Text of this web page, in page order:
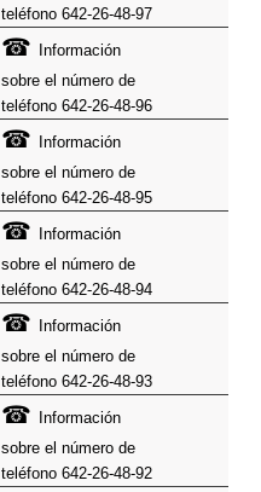
teléfono 642-26-48-97
☎
Información
sobre el número de
teléfono 642-26-48-96
☎
Información
sobre el número de
teléfono 642-26-48-95
☎
Información
sobre el número de
teléfono 642-26-48-94
☎
Información
sobre el número de
teléfono 642-26-48-93
☎
Información
sobre el número de
teléfono 642-26-48-92